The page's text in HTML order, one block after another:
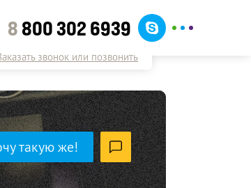
8 800 302 6939
звонок или позвонить
такую же!